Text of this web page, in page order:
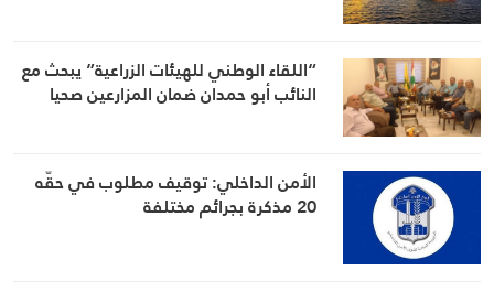
“اللقاء الوطني للهيئات الزراعية” يبحث مع
النائب أبو حمدان ضمان المزارعين صحيا
الأمن الداخلي: توقيف مطلوب في حقّه
20 مذكرة بجرائم مختلفة